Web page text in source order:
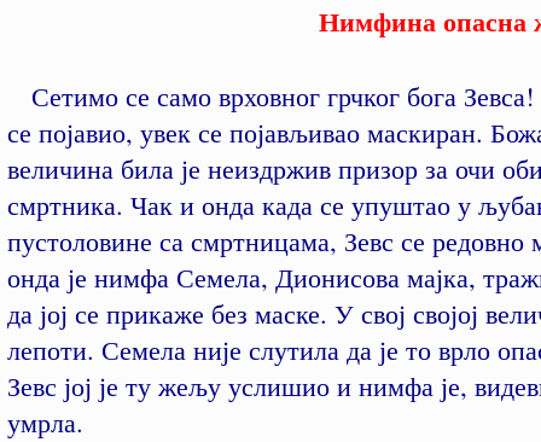
Нимфина опасна
Сетимо се само врховног грчког бога
се појавио, увек се појављивао маскиран.
величина била је неиздржив призор за очи
смртника. Чак и онда када се упуштао у
пустоловине са смртницама, Зевс се
онда је нимфа Семела, Дионисова мајка,
да јој се прикаже без маске. У свој својој
лепоти. Семела није слутила да је то врло
Зевс јој је ту жељу услишио и нимфа је,
умрла.